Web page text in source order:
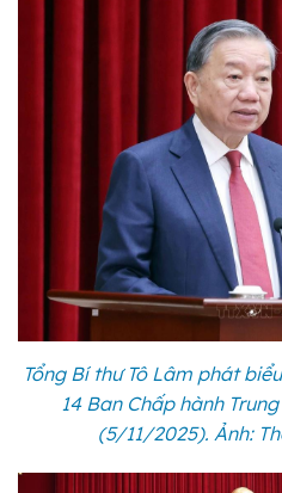
Tổng Bí thư Tô Lâm phát
14 Ban Chấp hành
(5/11/2025). Ảnh: